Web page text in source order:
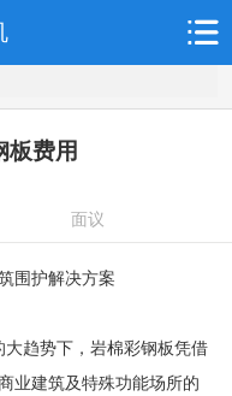
板费用
面议
围护解决方案
趋势下，岩棉彩钢板凭借
业建筑及特殊功能场所的